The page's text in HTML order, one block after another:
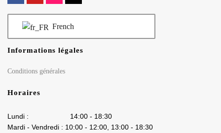
French
Informations légales
Conditions générales
Horaires
Lundi : 14:00 - 18:30
Mardi - Vendredi : 10:00 - 12:00, 13:00 - 18:30